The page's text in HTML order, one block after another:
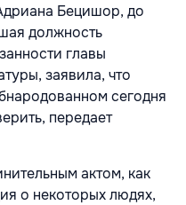
Бецишор, до
должность
главы
заявила, что
сегодня
передает
актом, как
о некоторых людях,